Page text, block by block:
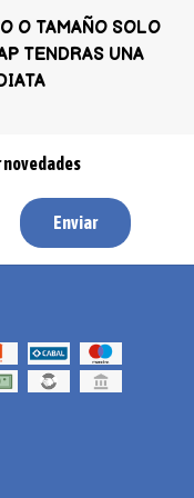
O TAMAÑO SOLO
TENDRAS UNA
novedades
Enviar